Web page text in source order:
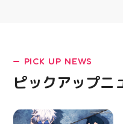
LATEST!
PICK UP NEWS
ピックアップニ